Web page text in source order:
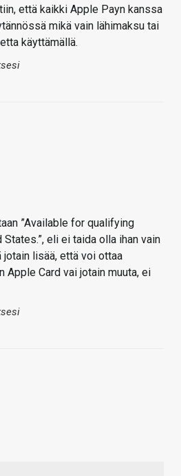
että kaikki Apple Payn kanssa
mikä vain lähimaksu tai
käyttämällä.
”Available for qualifying
eli ei taida olla ihan vain
lisää, että voi ottaa
Apple Card vai jotain muuta, ei